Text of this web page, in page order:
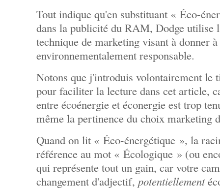
Tout indique qu'en substituant « Éco-
dans la publicité du RAM, Dodge utilise
technique de marketing visant à donner
environnementalement responsable.
Notons que j'introduis volontairement le
pour faciliter la lecture dans cet article,
entre écoénergie et éconergie est trop
même la pertinence du choix marketing
Quand on lit « Éco-énergétique », la
référence au mot « Écologique » (ou
qui représente tout un gain, car votre
changement d'adjectif, potentiellement